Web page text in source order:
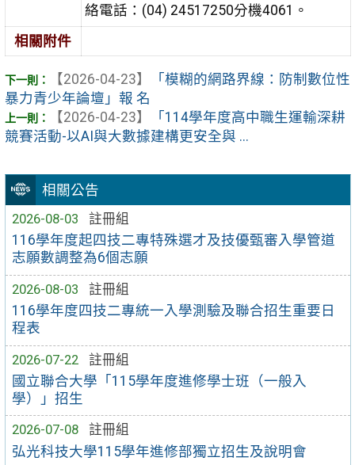
相關公告
2026-08-03
註冊組
116學年度起四技二專特殊選才及技優甄審入學管道
志願數調整為6個志願
2026-08-03
註冊組
116學年度四技二專統一入學測驗及聯合招生重要日
程表
2026-07-22
註冊組
國立聯合大學「115學年度進修學士班（一般入
學）」招生
2026-07-08
註冊組
弘光科技大學115學年進修部獨立招生及說明會
絡電話：(04) 24517250分機4061。
相關附件
【2026-04-23】
「模糊的網路界線：防制數位性
暴力青少年論壇」報 名
【2026-04-23】
「114學年度高中職生運輸深耕
競賽活動-以AI與大數據建構更安全與 ...